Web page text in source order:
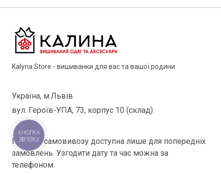
Kalyna Store - вишиванки для вас та вашої родини
Україна, м.Львів
вул. Героїв-УПА, 73, корпус 10 (склад)
Послуга самовивозу доступна лише для попередніх
замовлень. Узгодити дату та час можна за
телефоном: